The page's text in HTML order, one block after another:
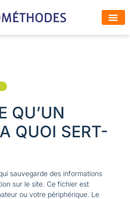
QU’UN
QUOI SERT-
sauvegarde des informations
sur le site. Ce fichier est
ou votre périphérique. Le